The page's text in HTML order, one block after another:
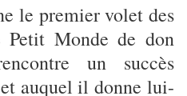
le premier volet des
Monde de don
un succès
auquel il donne lui-